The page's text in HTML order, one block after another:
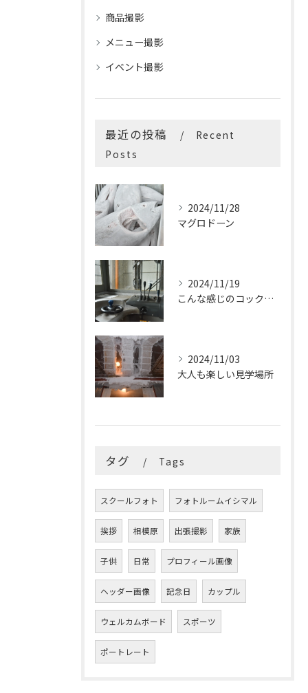
商品撮影
メニュー撮影
イベント撮影
最近の投稿
Recent
Posts
2024/11/28
マグロドーン
2024/11/19
こんな感じのコックピットはたまらないです
2024/11/03
大人も楽しい見学場所
タグ Tags
スクールフォト フォトルームイシマル
挨拶 相模原 出張撮影 家族
子供 日常 プロフィール画像
ヘッダー画像 記念日 カップル
ウェルカムボード スポーツ
ポートレート